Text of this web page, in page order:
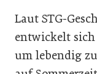
Laut STG-
entwickelt
um lebendig